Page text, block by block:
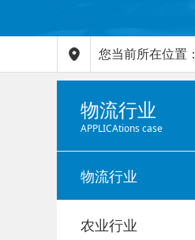
您当前所在位置：
物流行业
APPLICAtions case
物流行业
农业行业